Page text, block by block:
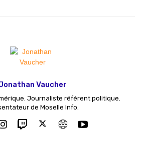
Vaucher
Journaliste référent politique.
de Moselle Info.